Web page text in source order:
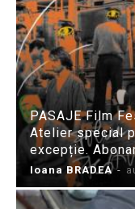
PASAJE Film
Atelier special
excepție.
Ioana BRADEA -